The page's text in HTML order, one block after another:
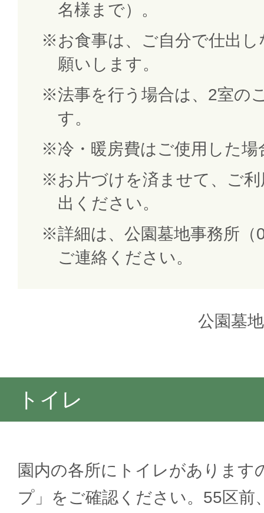
名様まで）。
お食事は、ご自分で仕出
願いします。
法事を行う場合は、2室の
す。
冷・暖房費はご使用した
お片づけを済ませて、ご
出ください。
詳細は、公園墓地事務所
ご連絡ください。
公園墓
トイレ
園内の各所にトイレがあります
プ」をご確認ください。55区前